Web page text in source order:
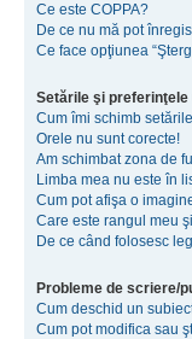
Ce este COPPA?
De ce nu mă pot
Ce face opţiunea
Setările şi
Cum îmi schimb
Orele nu sunt corecte!
Am schimbat zona de
Limba mea nu este în
Cum pot afişa o
Care este rangul meu
De ce când folosesc
Probleme de scriere/
Cum deschid un
Cum pot modifica sau